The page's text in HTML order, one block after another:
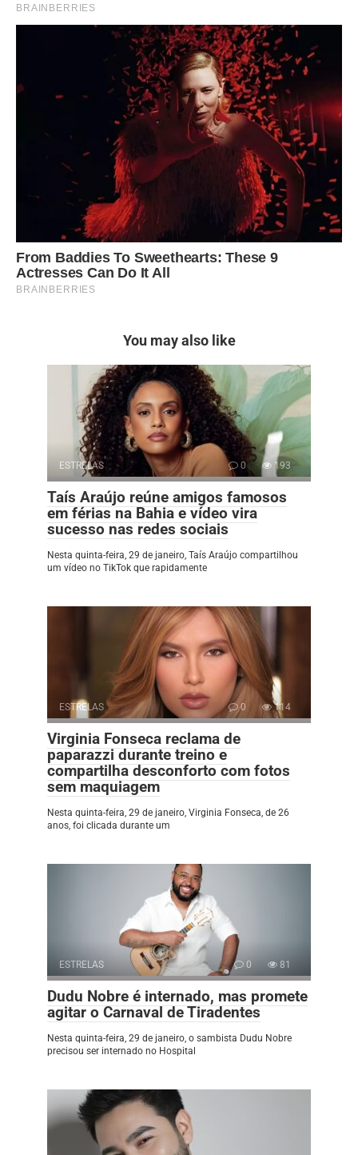
You may also like
ESTRELAS 0 193
Taís Araújo reúne amigos famosos
em férias na Bahia e vídeo vira
sucesso nas redes sociais
Nesta quinta-feira, 29 de janeiro, Taís Araújo compartilhou
um vídeo no TikTok que rapidamente
ESTRELAS 0 114
Virginia Fonseca reclama de
paparazzi durante treino e
compartilha desconforto com fotos
sem maquiagem
Nesta quinta-feira, 29 de janeiro, Virginia Fonseca, de 26
anos, foi clicada durante um
ESTRELAS 0 81
Dudu Nobre é internado, mas promete
agitar o Carnaval de Tiradentes
Nesta quinta-feira, 29 de janeiro, o sambista Dudu Nobre
precisou ser internado no Hospital